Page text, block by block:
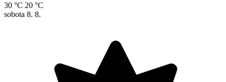
30 °C 20 °C
sobota 8. 8.